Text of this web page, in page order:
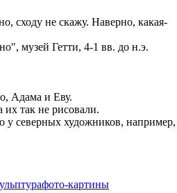
сходу не скажу. Наверно, какая-
музей Гетти, 4-1 вв. до н.э.
Адама и Еву.
их так не рисовали.
северных художников, например,
фото-картины